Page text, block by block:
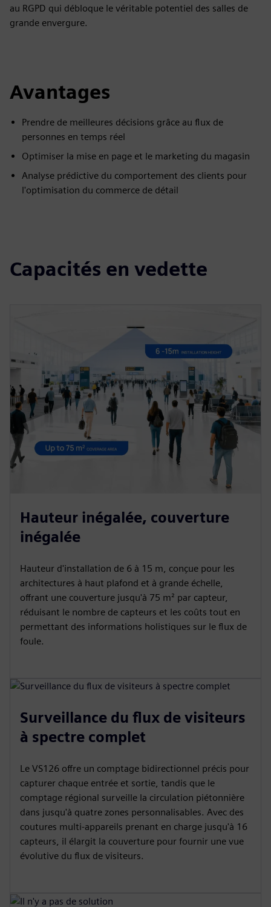
au RGPD qui débloque le véritable potentiel des salles de
grande envergure.
Avantages
Prendre de meilleures décisions grâce au flux de
personnes en temps réel
Optimiser la mise en page et le marketing du magasin
Analyse prédictive du comportement des clients pour
l'optimisation du commerce de détail
Capacités en vedette
Hauteur inégalée, couverture
inégalée
Hauteur d'installation de 6 à 15 m, conçue pour les
architectures à haut plafond et à grande échelle,
offrant une couverture jusqu'à 75 m² par capteur,
réduisant le nombre de capteurs et les coûts tout en
permettant des informations holistiques sur le flux de
foule.
Surveillance du flux de visiteurs
à spectre complet
Le VS126 offre un comptage bidirectionnel précis pour
capturer chaque entrée et sortie, tandis que le
comptage régional surveille la circulation piétonnière
dans jusqu'à quatre zones personnalisables. Avec des
coutures multi-appareils prenant en charge jusqu'à 16
capteurs, il élargit la couverture pour fournir une vue
évolutive du flux de visiteurs.